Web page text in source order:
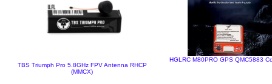
TBS Triumph Pro 5.8GHz FPV Antenna RHCP
(MMCX)
HGLRC M80PRO GPS QMC5883